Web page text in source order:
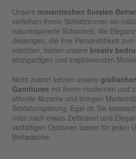
Unsere romantischen floralen
verleihen Ihrem Schlafzimmer ein
naturinspirierte Schönheit, die
diejenigen, die ihre Persönlichkeit
möchten, bieten unsere kreativ
einzigartigen und inspirierenden
Nicht zuletzt setzen unsere
Garnituren mit ihrem modernen und
stilvolle Akzente und bringen
Schlafumgebung. Egal ob Sie
oder nach etwas Zeitlosem und
vielfältigen Optionen bieten für jeden
Bettwäsche.